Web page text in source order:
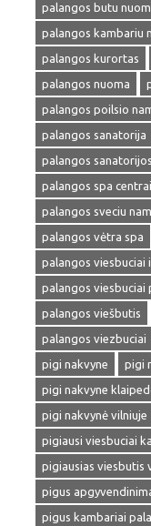
palangos butu
palangos kambariu
palangos kurortas
palangos nuoma
palangos poilsio
palangos sanatorija
palangos
palangos spa centrai
palangos sveciu
palangos vėtra spa
palangos viesbuciai
palangos viesbuciai
palangos viešbutis
palangos viezbuciai
pigi nakvyne
pigi
pigi nakvyne
pigi nakvynė vilniuje
pigiausi viesbuciai
pigiausias viesbutis
pigus
pigus kambariai